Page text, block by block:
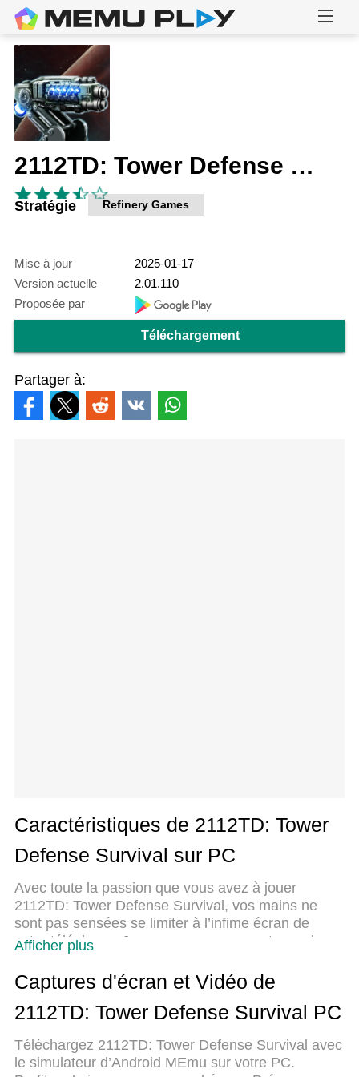
2112TD: Tower Defense Survival
Stratégie Refinery Games
Mise à jour
2025-01-17
Version actuelle
2.01.110
Proposée par
Téléchargement
Partager à:
Caractéristiques de 2112TD: Tower
Defense Survival sur PC
Avec toute la passion que vous avez à jouer
2112TD: Tower Defense Survival, vos mains ne
sont pas sensées se limiter à l’infime écran de
votre téléphone. Jouez comme un pro et ayez le
contrôle total de votre jeu à l’aide du clavier et de la
souris. MEmu satisfait toutes vos attentes.
Téléchargez et jouez 2112TD: Tower Defense
Survival sur PC. Jouez aussi longtemps que vous
données mobiles et d’appels embêtants. La toute
nouvelle version de MEmu 9 est la meilleure option
Afficher plus
Captures d'écran et Vidéo de
2112TD: Tower Defense Survival PC
Téléchargez 2112TD: Tower Defense Survival avec
le simulateur d’Android MEmu sur votre PC.